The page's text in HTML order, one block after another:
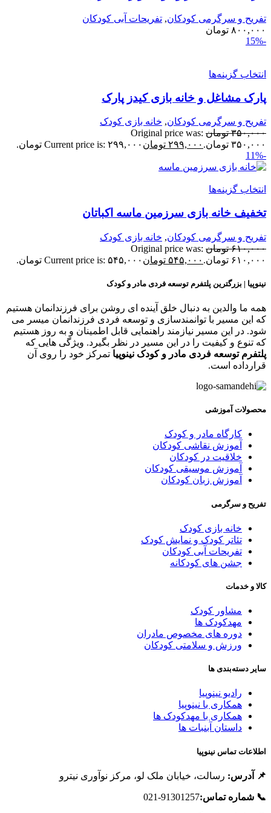
و سرگرمی کودکان,تفریحات آبی کودکان
تومان
گزینه‌ها
مشاغل و خانه بازی کیدز پارک
و سرگرمی کودکان,خانه بازی کودک
تومان Original price was:
تومان.
۲۹۹,۰۰۰ تومانCurrent price is: ۲۹۹,۰۰۰ تومان.
گزینه‌ها
خانه بازی سرزمین ماسه اکباتان
و سرگرمی کودکان,خانه بازی کودک
تومان Original price was:
تومان.
۵۴۵,۰۰۰ تومانCurrent price is: ۵۴۵,۰۰۰ تومان.
| بزرگترین پلتفرم توسعه فردی مادر و کودک
ما والدین به دنبال خلق آینده ای روشن برای فرزندانمان هستیم
این مسیر با توانمندسازی و توسعه فردی فرزندانمان میسر می
در این مسیر نیازمند راهنمایی قابل اطمینان و به روز هستیم
تنوع و کیفیت را در این مسیر در نظر بگیرد. ویژگی هایی که
توسعه فردی مادر و کودک نینوپیاتمرکز خود را روی آن
است.
آموزشی
کارگاه مادر و کودک
آموزش نقاشی کودکان
خلاقیت در کودکان
آموزش موسیقی کودکان
آموزش زبان کودکان
و سرگرمی
خانه بازی کودک
تئاتر کودک و نمایش کودک
تفریحات آبی کودکان
جشن های کودکانه
و خدمات
مشاور کودک
مهدکودک ها
دوره های مخصوص مادران
ورزش و سلامتی کودکان
دسته‌بندی ها
رادیو نینوپیا
همکاری با نینوپیا
همکاری با مهدکودک ها
داستان آبنبات ها
تماس نینوپیا
آدرس: رسالت، خیابان ملک لو، مرکز نوآوری نیترو
شماره تماس: 91301257-021